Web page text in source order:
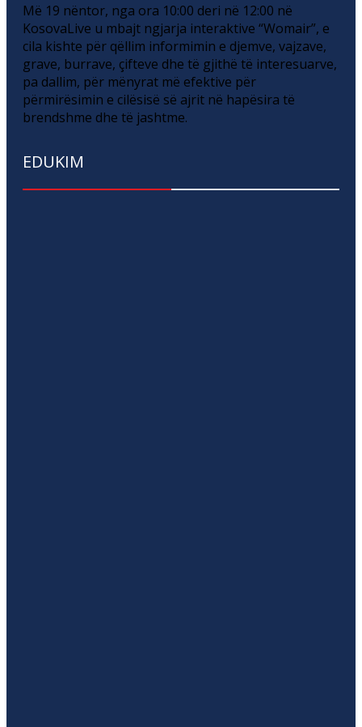
Më 19 nëntor, nga ora 10:00 deri në 12:00 në
KosovaLive u mbajt ngjarja interaktive “Womair”, e
cila kishte për qëllim informimin e djemve, vajzave,
grave, burrave, çifteve dhe të gjithë të interesuarve,
pa dallim, për mënyrat më efektive për
përmirësimin e cilësisë së ajrit në hapësira të
brendshme dhe të jashtme.
EDUKIM